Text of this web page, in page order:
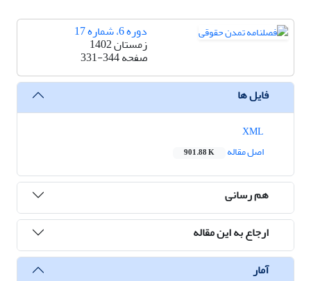
دوره 6، شماره 17
زمستان 1402
صفحه331-344
فایل ها
اصل مقاله
901.88 K
هم رسانی
ارجاع به این مقاله
آمار